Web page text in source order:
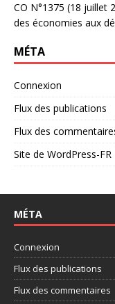
CO N°1375 (18 juillet
des économies aux
MÉTA
Connexion
Flux des publications
Flux des
Site de WordPress-FR
MÉTA
Connexion
Flux des publications
Flux des commentaires